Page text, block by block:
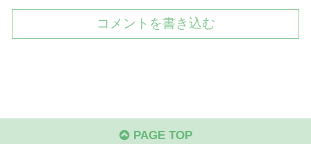
コメントを書き込む
PAGE TOP